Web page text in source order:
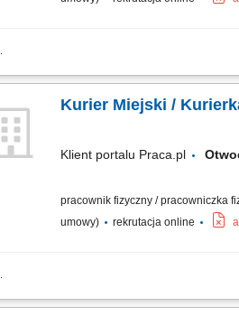
odbiór i dostarczanie posiłków,
Kurier Miejski /
Klient portalu Praca.pl
pracownik fizyczny / pracowniczka
umowy)
rekrutacja online
odbiór i dostarczanie posiłków,